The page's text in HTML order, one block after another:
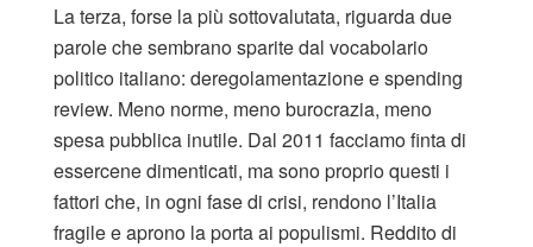
La terza, forse la più sottovalutata, riguarda due
parole che sembrano sparite dal vocabolario
politico italiano: deregolamentazione e spending
review. Meno norme, meno burocrazia, meno
spesa pubblica inutile. Dal 2011 facciamo finta di
essercene dimenticati, ma sono proprio questi i
fattori che, in ogni fase di crisi, rendono l’Italia
fragile e aprono la porta ai populismi. Reddito di